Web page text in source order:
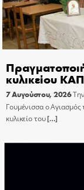
κυλικείου
7 Αυγούστου, 2026
Γουμένισσα ο
κυλικείο του[…]